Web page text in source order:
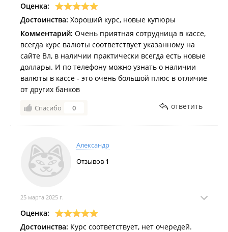
Оценка:
Достоинства: Хороший курс, новые купюры
Комментарий: Очень приятная сотрудница в кассе,
всегда курс валюты соответствует указанному на
сайте Вл, в наличии практически всегда есть новые
доллары. И по телефону можно узнать о наличии
валюты в кассе - это очень большой плюс в отличие
от других банков
Спасибо 0 ответить
Александр
Отзывов 1
25 марта 2025 г.
Оценка:
Достоинства: Курс соответствует, нет очередей.